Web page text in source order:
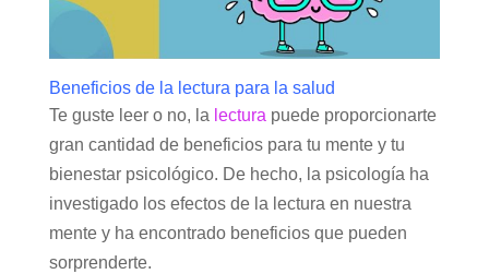
Beneficios de la lectura para la salud
Te guste leer o no, la lectura puede proporcionarte
gran cantidad de beneficios para tu mente y tu
bienestar psicológico. De hecho, la psicología ha
investigado los efectos de la lectura en nuestra
mente y ha encontrado beneficios que pueden
sorprenderte.